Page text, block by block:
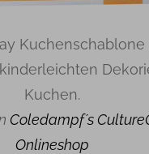
Kuchenschablone
Kuchen.
Coledampf´s
Onlineshop